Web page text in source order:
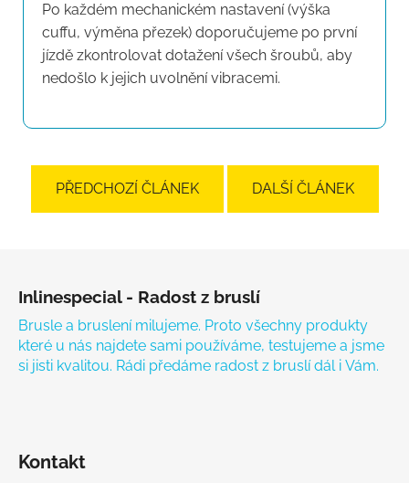
Po každém mechanickém nastavení (výška
cuffu, výměna přezek) doporučujeme po první
jízdě zkontrolovat dotažení všech šroubů, aby
nedošlo k jejich uvolnění vibracemi.
PŘEDCHOZÍ ČLÁNEK DALŠÍ ČLÁNEK
Inlinespecial - Radost z bruslí
Brusle a bruslení milujeme. Proto všechny produkty
které u nás najdete sami používáme, testujeme a jsme
si jisti kvalitou. Rádi předáme radost z bruslí dál i Vám.
Kontakt